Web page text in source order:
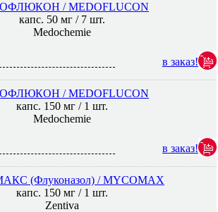
/ MEDOFLUCON
капс. 50 мг / 7 шт.
Medochemie
в заказ!
/ MEDOFLUCON
капс. 150 мг / 1 шт.
Medochemie
в заказ!
(Флуконазол) / MYCOMAX
капс. 150 мг / 1 шт.
Zentiva